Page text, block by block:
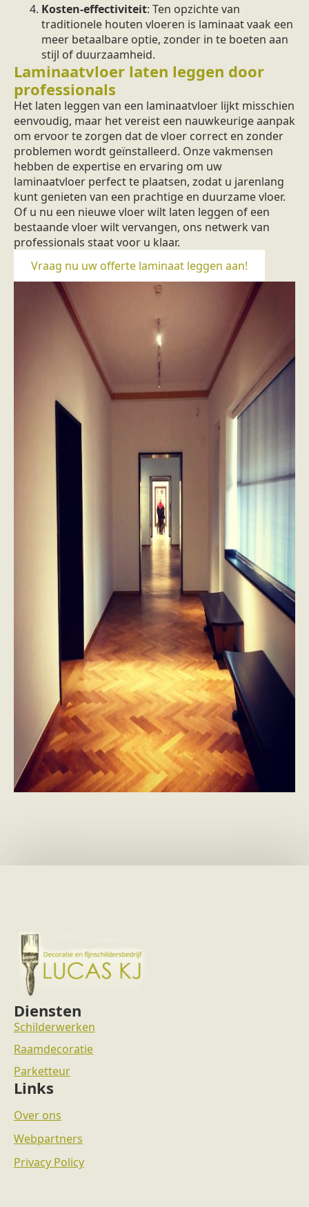
Kosten-effectiviteit: Ten opzichte van
traditionele houten vloeren is laminaat vaak een
meer betaalbare optie, zonder in te boeten aan
stijl of duurzaamheid.
Laminaatvloer laten leggen door
professionals
Het laten leggen van een laminaatvloer lijkt misschien
eenvoudig, maar het vereist een nauwkeurige aanpak
om ervoor te zorgen dat de vloer correct en zonder
problemen wordt geïnstalleerd. Onze vakmensen
hebben de expertise en ervaring om uw
laminaatvloer perfect te plaatsen, zodat u jarenlang
kunt genieten van een prachtige en duurzame vloer.
Of u nu een nieuwe vloer wilt laten leggen of een
bestaande vloer wilt vervangen, ons netwerk van
professionals staat voor u klaar.
Vraag nu uw offerte laminaat leggen aan!
Diensten
Schilderwerken
Raamdecoratie
Parketteur
Links
Over ons
Webpartners
Privacy Policy